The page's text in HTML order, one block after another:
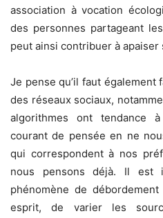
association à vocation
des personnes partageant
peut ainsi contribuer à apaiser
Je pense qu’il faut
des réseaux sociaux,
algorithmes ont tendance
courant de pensée en ne
qui correspondent à nos
nous pensons déjà. Il est
phénomène de
esprit, de varier les